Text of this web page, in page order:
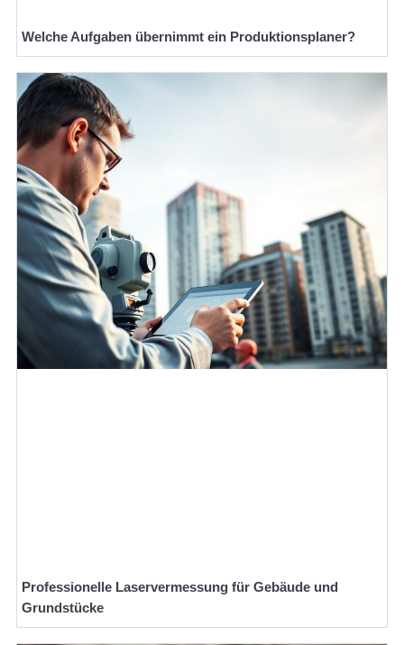
Welche Aufgaben übernimmt ein Produktionsplaner?
Professionelle Laservermessung für Gebäude und
Grundstücke